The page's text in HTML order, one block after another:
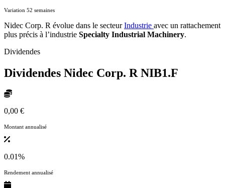
Variation 52 semaines
Nidec Corp. R évolue dans le secteurIndustrie avec un rattachement
plus précis à l’industrie Specialty Industrial Machinery.
Dividendes
Dividendes Nidec Corp. R NIB1.F
0,00 €
Montant annualisé
0.01%
Rendement annualisé